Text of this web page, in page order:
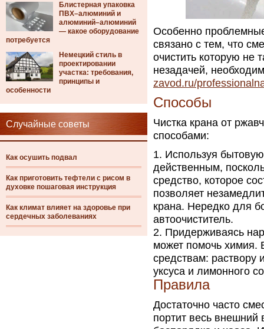
Блистерная упаковка
ПВХ–алюминий и
алюминий–алюминий
— какое оборудование
потребуется
Немецкий стиль в
проектировании
участка: требования,
принципы и
особенности
Случайные советы
Как осушить подвал
Как приготовить тефтели с рисом в
духовке пошаговая инструкция
Как климат влияет на здоровье при
сердечных заболеваниях
Особенно
связано с тем, что
очистить которую не
незадачей,
zavod.ru/
Способы
Чистка крана от
способами:
Используя
действенным,
средство, которое
позволяет
крана. Нередко для
автоочиститель.
Придерживаясь
может помочь химия.
средствам: раствору
уксуса и лимонного
Правила
Достаточно часто
портит весь